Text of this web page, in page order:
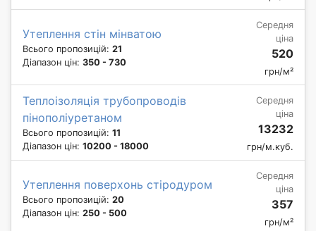
Утеплення стін мінватою
Всього пропозицій: 21
Діапазон цін: 350 - 730
Середня
ціна
520
грн/м²
Теплоізоляція трубопроводів
пінополіуретаном
Всього пропозицій: 11
Діапазон цін: 10200 - 18000
Середня
ціна
13232
грн/м.куб.
Утеплення поверхонь стіродуром
Всього пропозицій: 20
Діапазон цін: 250 - 500
Середня
ціна
357
грн/м²